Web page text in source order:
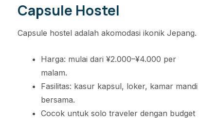
Capsule Hostel
Capsule hostel adalah akomodasi ikonik Jepang.
Harga: mulai dari ¥2.000–¥4.000 per
malam.
Fasilitas: kasur kapsul, loker, kamar mandi
bersama.
Cocok untuk solo traveler dengan budget